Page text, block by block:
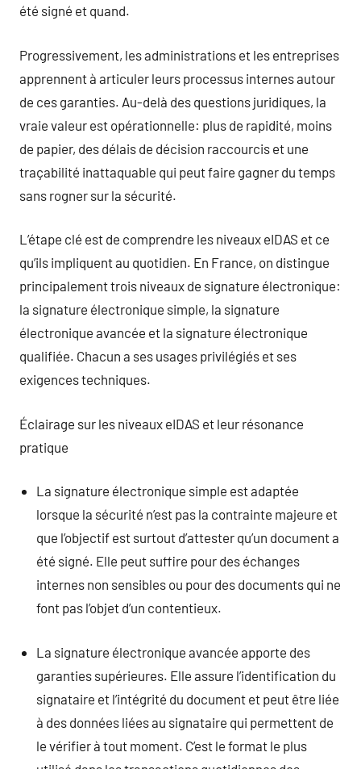
été signé et quand.
Progressivement, les administrations et les entreprises
apprennent à articuler leurs processus internes autour
de ces garanties. Au-delà des questions juridiques, la
vraie valeur est opérationnelle: plus de rapidité, moins
de papier, des délais de décision raccourcis et une
traçabilité inattaquable qui peut faire gagner du temps
sans rogner sur la sécurité.
L’étape clé est de comprendre les niveaux eIDAS et ce
qu’ils impliquent au quotidien. En France, on distingue
principalement trois niveaux de signature électronique:
la signature électronique simple, la signature
électronique avancée et la signature électronique
qualifiée. Chacun a ses usages privilégiés et ses
exigences techniques.
Éclairage sur les niveaux eIDAS et leur résonance
pratique
La signature électronique simple est adaptée
lorsque la sécurité n’est pas la contrainte majeure et
que l’objectif est surtout d’attester qu’un document a
été signé. Elle peut suffire pour des échanges
internes non sensibles ou pour des documents qui ne
font pas l’objet d’un contentieux.
La signature électronique avancée apporte des
garanties supérieures. Elle assure l’identification du
signataire et l’intégrité du document et peut être liée
à des données liées au signataire qui permettent de
le vérifier à tout moment. C’est le format le plus